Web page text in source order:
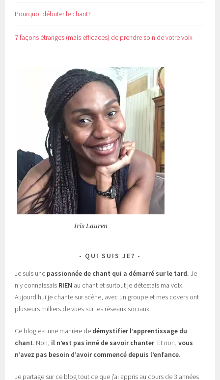
Pourquoi débuter le chant?
7 façons étranges (mais efficaces) de prendre soin de votre voix
Iris Lauren
QUI SUIS JE?
Je suis une passionnée de chant qui a démarré sur le tard. Je
n’y connaissais RIEN au chant et surtout je détestais ma voix.
Aujourd’hui je chante sur scène, avec un groupe et mes covers ont
plusieurs milliers de vues sur les réseaux sociaux.
Ce blog est une manière de démystifier l’apprentissage du
chant. Non, il n’est pas inné de savoir chanter. Et non,vous
n’avez pas besoin d’avoir commencé depuis l’enfance.
Je partage sur ce blog tout ce que j’ai appris au cours de 3 années